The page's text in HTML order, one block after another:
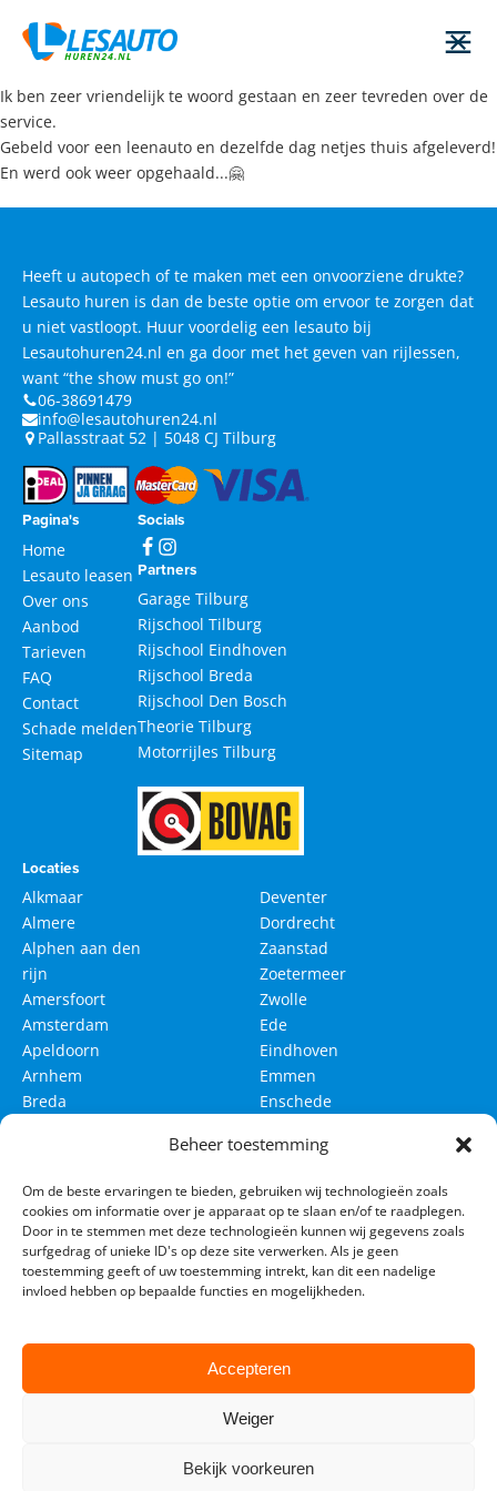
Beheer toestemming
Om de beste ervaringen te bieden, gebruiken wij technologieën zoals
cookies om informatie over je apparaat op te slaan en/of te raadplegen.
Door in te stemmen met deze technologieën kunnen wij gegevens zoals
surfgedrag of unieke ID's op deze site verwerken. Als je geen
toestemming geeft of uw toestemming intrekt, kan dit een nadelige
invloed hebben op bepaalde functies en mogelijkheden.
Accepteren
Weiger
Bekijk voorkeuren
Ik ben zeer vriendelijk te woord gestaan en zeer tevreden over de
service.
Gebeld voor een leenauto en dezelfde dag netjes thuis afgeleverd!
En werd ook weer opgehaald...🤗
Heeft u autopech of te maken met een onvoorziene drukte?
Lesauto huren is dan de beste optie om ervoor te zorgen dat
u niet vastloopt. Huur voordelig een lesauto bij
Lesautohuren24.nl en ga door met het geven van rijlessen,
want “the show must go on!”
06-38691479
info@lesautohuren24.nl
Pallasstraat 52 | 5048 CJ Tilburg
Pagina's
Home
Lesauto leasen
Over ons
Aanbod
Tarieven
FAQ
Contact
Schade melden
Sitemap
Locaties
Alkmaar
Almere
Alphen aan den
rijn
Amersfoort
Amsterdam
Apeldoorn
Arnhem
Breda
Deventer
Dordrecht
Zaanstad
Zoetermeer
Zwolle
Ede
Eindhoven
Emmen
Enschede
Haarlem
Den Haag
Haarlemmermeer
Leeuwarden
Leiden
Maastricht
Nijmegen
Rotterdam
Tilburg
Westland
Partners
Garage Tilburg
Rijschool Tilburg
Rijschool Eindhoven
Rijschool Breda
Rijschool Den Bosch
Theorie Tilburg
Motorrijles Tilburg
Socials